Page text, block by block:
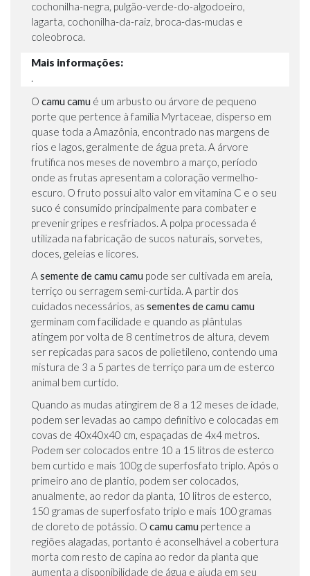
cochonilha-negra, pulgão-verde-do-algodoeiro,
lagarta, cochonilha-da-raiz, broca-das-mudas e
coleobroca.
Mais informações:
.
O camu camu é um arbusto ou árvore de pequeno
porte que pertence à família Myrtaceae, disperso em
quase toda a Amazônia, encontrado nas margens de
rios e lagos, geralmente de água preta. A árvore
frutifica nos meses de novembro a março, período
onde as frutas apresentam a coloração vermelho-
escuro. O fruto possui alto valor em vitamina C e o seu
suco é consumido principalmente para combater e
prevenir gripes e resfriados. A polpa processada é
utilizada na fabricação de sucos naturais, sorvetes,
doces, geleias e licores.
A semente de camu camu pode ser cultivada em areia,
terriço ou serragem semi-curtida. A partir dos
cuidados necessários, as sementes de camu camu
germinam com facilidade e quando as plântulas
atingem por volta de 8 centímetros de altura, devem
ser repicadas para sacos de polietileno, contendo uma
mistura de 3 a 5 partes de terriço para um de esterco
animal bem curtido.
Quando as mudas atingirem de 8 a 12 meses de idade,
podem ser levadas ao campo definitivo e colocadas em
covas de 40x40x40 cm, espaçadas de 4x4 metros.
Podem ser colocados entre 10 a 15 litros de esterco
bem curtido e mais 100g de superfosfato triplo. Após o
primeiro ano de plantio, podem ser colocados,
anualmente, ao redor da planta, 10 litros de esterco,
150 gramas de superfosfato triplo e mais 100 gramas
de cloreto de potássio. O camu camu pertence a
regiões alagadas, portanto é aconselhável a cobertura
morta com resto de capina ao redor da planta que
aumenta a disponibilidade de água e ajuda em seu